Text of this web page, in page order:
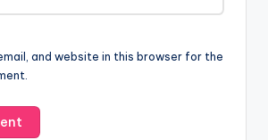
and website in this browser for the